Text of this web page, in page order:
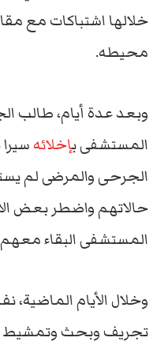
خلالها اشتباكات مع
محيطه.
وبعد عدة أيام، طالب
المستشفى بإخلائه
الجرحى والمرضى لم
حالاتهم واضطر بعض
المستشفى البقاء
وخلال الأيام الماضية،
تجريف وبحث وتمشيط